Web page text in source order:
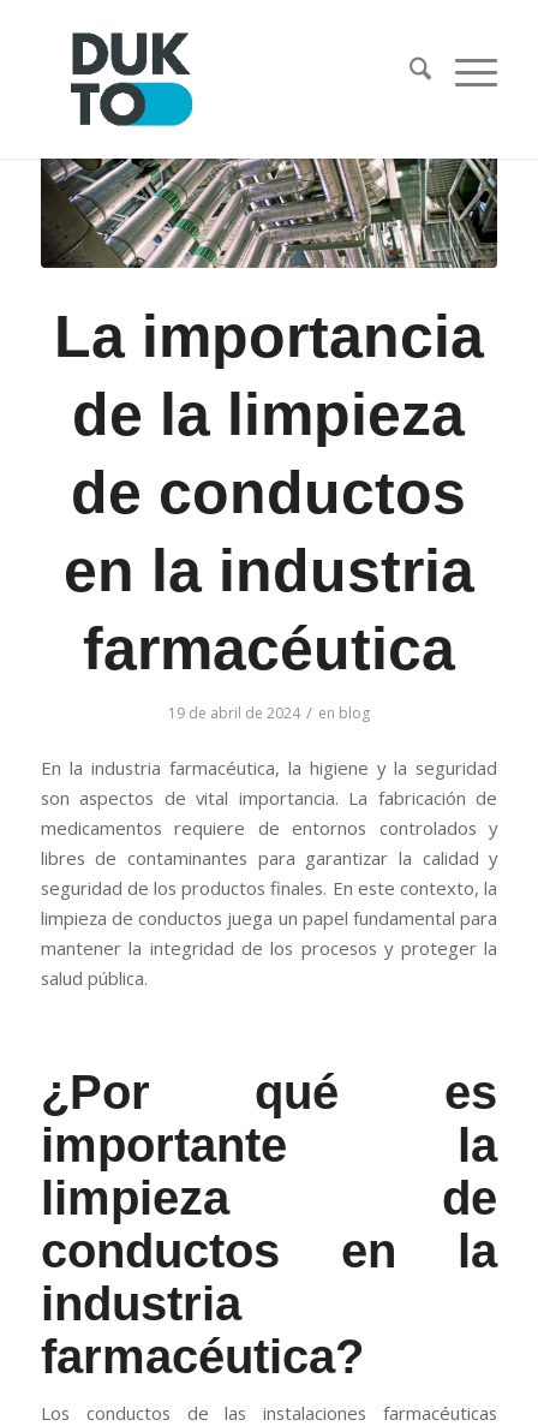
La importancia
de la limpieza
de conductos
en la industria
farmacéutica
19 de abril de 2024 / en blog
En la industria farmacéutica, la higiene y la seguridad
son aspectos de vital importancia. La fabricación de
medicamentos requiere de entornos controlados y
libres de contaminantes para garantizar la calidad y
seguridad de los productos finales. En este contexto, la
limpieza de conductos juega un papel fundamental para
mantener la integridad de los procesos y proteger la
salud pública.
¿Por qué es
importante la
limpieza de
conductos en la
industria
farmacéutica?
Los conductos de las instalaciones farmacéuticas